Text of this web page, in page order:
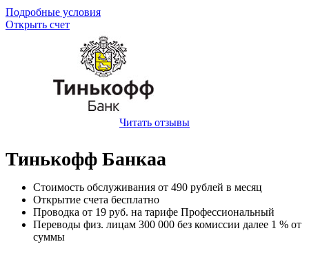
Подробные условия
Открыть счет
Читать отзывы
Тинькофф Банкаа
Стоимость обслуживания от 490 рублей в месяц
Открытие счета бесплатно
Проводка от 19 руб. на тарифе Профессиональный
Переводы физ. лицам 300 000 без комиссии далее 1 % от
суммы